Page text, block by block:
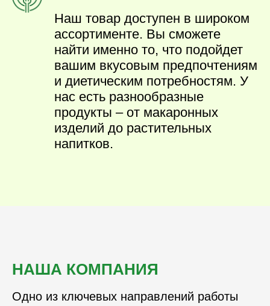
Наш товар доступен в широком
ассортименте. Вы сможете
найти именно то, что подойдет
вашим вкусовым предпочтениям
и диетическим потребностям. У
нас есть разнообразные
продукты – от макаронных
изделий до растительных
напитков.
НАША КОМПАНИЯ
Одно из ключевых направлений работы